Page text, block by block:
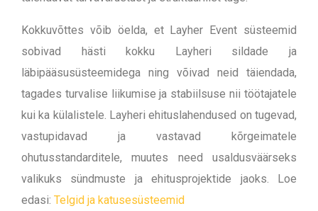
Kokkuvõttes võib öelda, et Layher Event süsteemid
sobivad hästi kokku Layheri sildade ja
läbipääsusüsteemidega ning võivad neid täiendada,
tagades turvalise liikumise ja stabiilsuse nii töötajatele
kui ka külalistele. Layheri ehituslahendused on tugevad,
vastupidavad ja vastavad kõrgeimatele
ohutusstandarditele, muutes need usaldusväärseks
valikuks sündmuste ja ehitusprojektide jaoks. Loe
edasi: Telgid ja katusesüsteemid